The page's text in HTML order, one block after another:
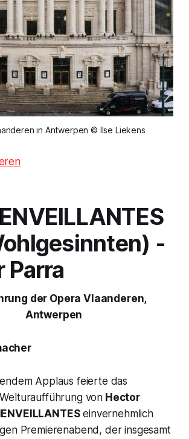
in Antwerpen © Ilse Liekens
-
Parra
der Opera Vlaanderen,
Antwerpen
Applaus feierte das
von Hector
einvernehmlich
Premierenabend, der insgesamt